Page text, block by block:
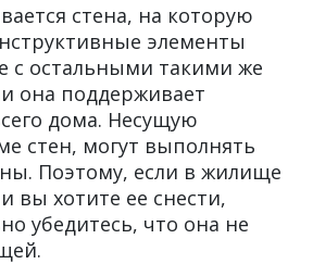
стена, на которую
элементы
с остальными такими же
она поддерживает
дома. Несущую
стен, могут выполнять
Поэтому, если в жилище
вы хотите ее снести,
убедитесь, что она не